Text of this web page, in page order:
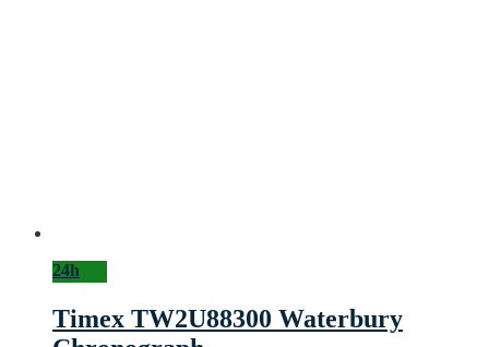
24h
Timex TW2U88300 Waterbury